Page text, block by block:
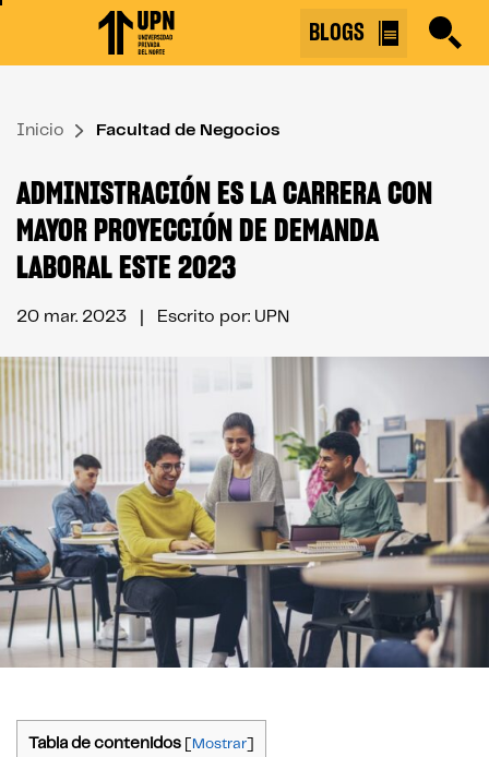
↷
BLOGS
Inicio Facultad de Negocios
ADMINISTRACIÓN ES LA CARRERA CON
MAYOR PROYECCIÓN DE DEMANDA
LABORAL ESTE 2023
20 mar. 2023 | Escrito por: UPN
Tabla de contenidos Mostrar